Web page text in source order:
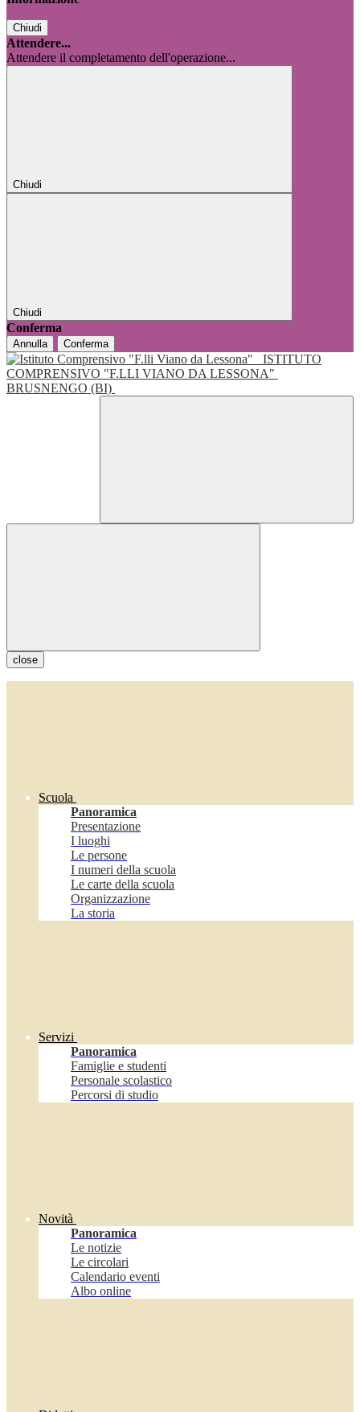
Chiudi
Attendere...
Attendere il completamento dell'operazione...
Chiudi
Chiudi
Conferma
Annulla Conferma
ISTITUTO
COMPRENSIVO "F.LLI VIANO DA LESSONA"
BRUSNENGO (BI)
close
Scuola
Panoramica
Presentazione
I luoghi
Le persone
I numeri della scuola
Le carte della scuola
Organizzazione
La storia
Servizi
Panoramica
Famiglie e studenti
Personale scolastico
Percorsi di studio
Novità
Panoramica
Le notizie
Le circolari
Calendario eventi
Albo online